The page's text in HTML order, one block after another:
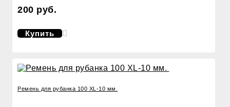
200 руб.
Купить
Ремень для рубанка 100 XL-10 мм.